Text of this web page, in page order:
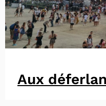
Aux